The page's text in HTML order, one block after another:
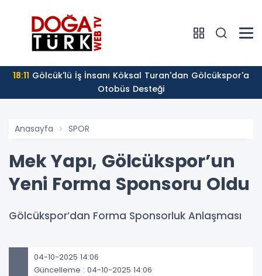
18:11
Otobüs Desteği
Anasayfa SPOR
Mek Yapı, Gölcükspor’un
Yeni Forma Sponsoru Oldu
Gölcükspor’dan Forma Sponsorluk Anlaşması
04-10-2025 14:06
Güncelleme : 04-10-2025 14:06